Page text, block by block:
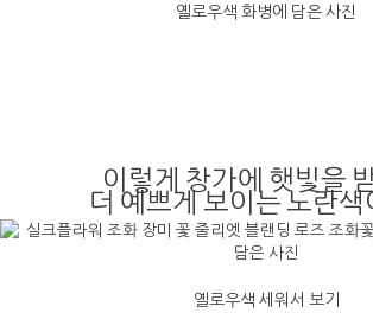
옐로우색 화병에 담은 사진
이렇게 창가에 햇빛을
더 예쁘게 보이는 노란
옐로우색 세워서 보기